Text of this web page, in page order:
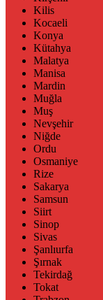
Kilis
Kocaeli
Konya
Kütahya
Malatya
Manisa
Mardin
Muğla
Muş
Nevşehir
Niğde
Ordu
Osmaniye
Rize
Sakarya
Samsun
Siirt
Sinop
Sivas
Şanlıurfa
Şırnak
Tekirdağ
Tokat